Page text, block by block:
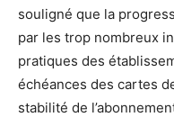
souligné que la
par les trop nombreux
pratiques des
échéances des cartes
stabilité de